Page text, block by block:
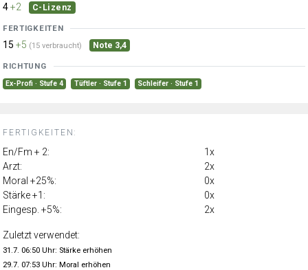
4+2 C-Lizenz
FERTIGKEITEN
15 +5 (15 verbraucht) Note 3,4
RICHTUNG
Ex-Profi · Stufe 4 Tüftler · Stufe 1 Schleifer · Stufe 1
FERTIGKEITEN:
En/Fm + 2:
1x
Arzt:
2x
Moral +25%:
0x
Stärke +1:
0x
Eingesp. +5%:
2x
Zuletzt verwendet:
31.7. 06:50 Uhr: Stärke erhöhen
29.7. 07:53 Uhr: Moral erhöhen